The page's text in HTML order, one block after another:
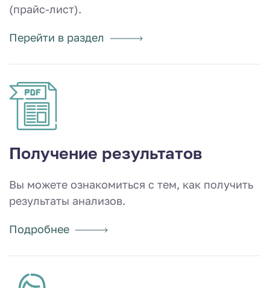
(прайс-лист).
Перейти в раздел
Получение результатов
Вы можете ознакомиться с тем, как получить
результаты анализов.
Подробнее